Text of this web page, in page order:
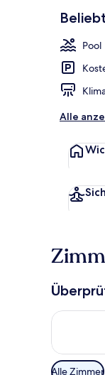
Pool
Alle
Verfügbare
Alle Zimmer